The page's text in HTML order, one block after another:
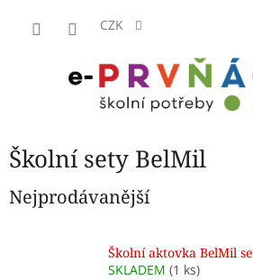
CZK
Školní sety BelMil
Nejprodávanější
Školní aktovka BelMil
SKLADEM (1 ks)